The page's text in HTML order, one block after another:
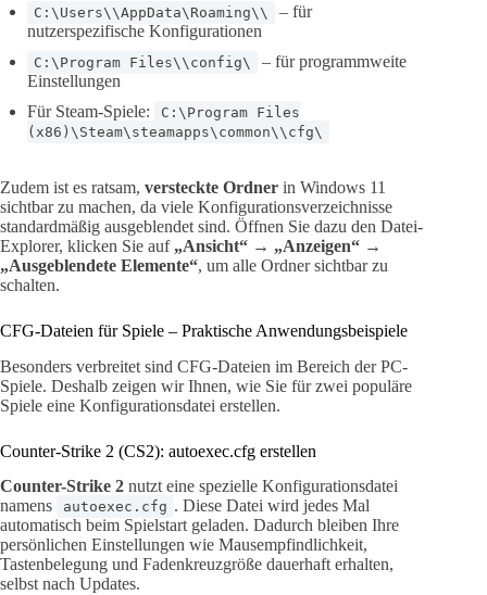
C:\Users\\AppData\Roaming\\
– für
nutzerspezifische Konfigurationen
C:\Program Files\\config\
– für programmweite
Einstellungen
Für Steam-Spiele:
C:\Program Files
(x86)\Steam\steamapps\common\\cfg\
Zudem ist es ratsam, versteckte Ordner in Windows 11
sichtbar zu machen, da viele Konfigurationsverzeichnisse
standardmäßig ausgeblendet sind. Öffnen Sie dazu den Datei-
Explorer, klicken Sie auf „Ansicht“ → „Anzeigen“ →
„Ausgeblendete Elemente“, um alle Ordner sichtbar zu
schalten.
CFG-Dateien für Spiele – Praktische Anwendungsbeispiele
Besonders verbreitet sind CFG-Dateien im Bereich der PC-
Spiele. Deshalb zeigen wir Ihnen, wie Sie für zwei populäre
Spiele eine Konfigurationsdatei erstellen.
Counter-Strike 2 (CS2): autoexec.cfg erstellen
Counter-Strike 2 nutzt eine spezielle Konfigurationsdatei
namens
autoexec.cfg . Diese Datei wird jedes Mal
automatisch beim Spielstart geladen. Dadurch bleiben Ihre
persönlichen Einstellungen wie Mausempfindlichkeit,
Tastenbelegung und Fadenkreuzgröße dauerhaft erhalten,
selbst nach Updates.